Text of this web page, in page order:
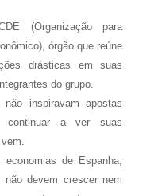
(Organização para
órgão que reúne
drásticas em suas
do grupo.
inspiravam apostas
continuar a ver suas
de Espanha,
não devem crescer nem